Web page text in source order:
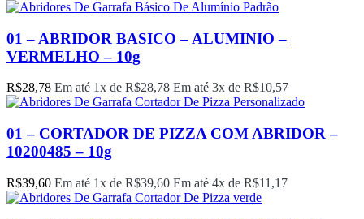
01 – ABRIDOR BASICO – ALUMINIO –
VERMELHO – 10g
R$28,78 Em até 1x de R$28,78 Em até 3x de R$10,57
01 – CORTADOR DE PIZZA COM ABRIDOR –
10200485 – 10g
R$39,60 Em até 1x de R$39,60 Em até 4x de R$11,17